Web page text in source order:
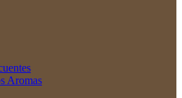
Aromas